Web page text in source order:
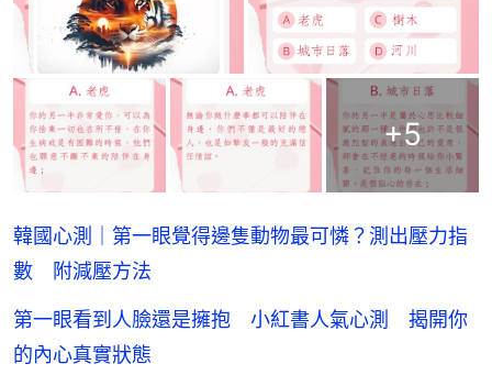
+5
韓國心測｜第一眼覺得邊隻動物最可憐？測出壓力指
數 附減壓方法
第一眼看到人臉還是擁抱 小紅書人氣心測 揭開你
的內心真實狀態